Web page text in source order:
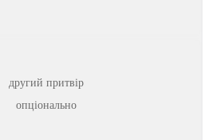
другий притвір
опціонально